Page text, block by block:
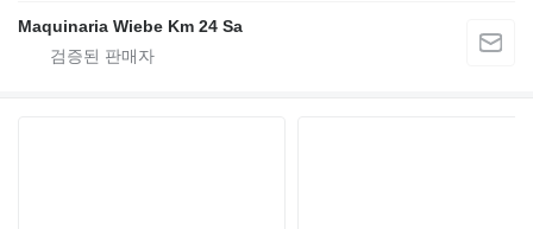
Maquinaria Wiebe Km 24 Sa